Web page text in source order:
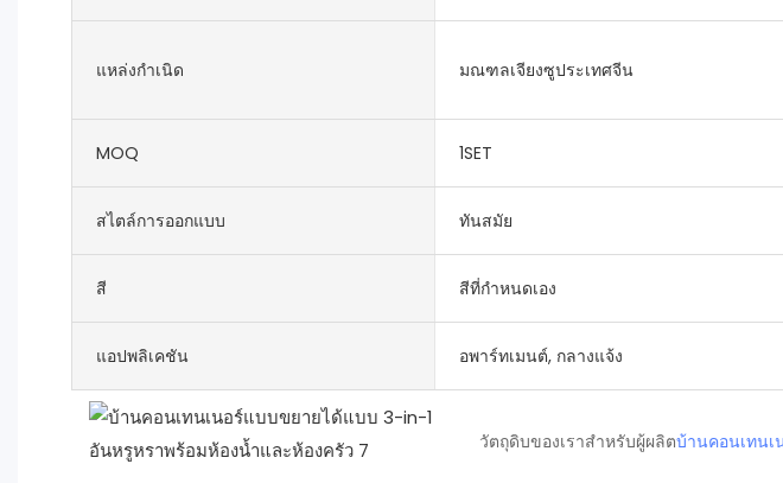
แหล่งกำเนิด มณฑลเจียงซูประเทศจีน
MOQ 1SET
สไตล์การออกแบบ ทันสมัย
สี สีที่กำหนดเอง
แอปพลิเคชัน อพาร์ทเมนต์, กลางแจ้ง
วัตถุดิบของเราสำหรับผู้ผลิตบ้านคอนเทนเ